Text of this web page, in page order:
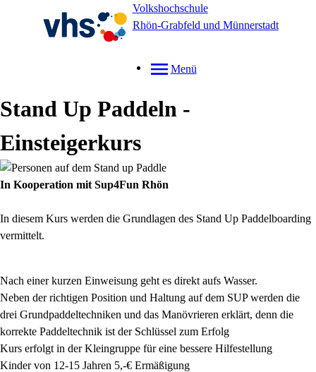
Volkshochschule
Rhön-Grabfeld und Münnerstadt
Menü
Stand Up Paddeln -
Einsteigerkurs
In Kooperation mit Sup4Fun Rhön
In diesem Kurs werden die Grundlagen des Stand Up Paddelboarding
vermittelt.
Nach einer kurzen Einweisung geht es direkt aufs Wasser.
Neben der richtigen Position und Haltung auf dem SUP werden die
drei Grundpaddeltechniken und das Manövrieren erklärt, denn die
korrekte Paddeltechnik ist der Schlüssel zum Erfolg
Kurs erfolgt in der Kleingruppe für eine bessere Hilfestellung
Kinder von 12-15 Jahren 5,-€ Ermäßigung